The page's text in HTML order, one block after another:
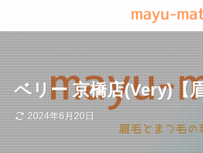
ベリー 京橋店(Very)【
2024年6月20日